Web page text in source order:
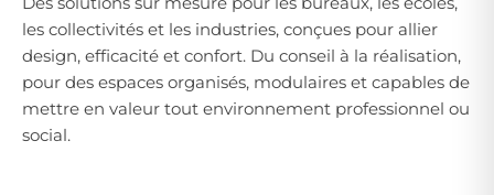
les collectivités et les industries, conçues pour allier
design, efficacité et confort. Du conseil à la réalisation,
pour des espaces organisés, modulaires et capables de
mettre en valeur tout environnement professionnel ou
social.